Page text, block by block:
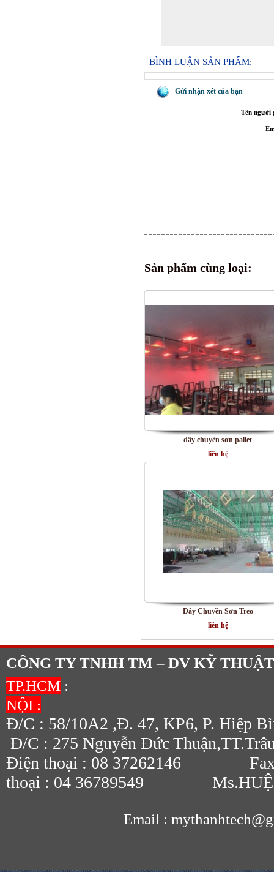
BÌNH LUẬN SẢN PHẨM:
Gửi nhận xét của bạn
Tên
Sản phẩm cùng loại:
dây chuyền sơn pallet
liên hệ
Dây Chuyền Sơn Treo
liên hệ
CÔNG TY TNHH TM – DV KỸ
TP.HCM :
NỘI :
Đ/C : 58/10A2 ,Đ. 47, KP6, P.
Đ/C : 275 Nguyễn Đức
Điện thoại : 08 37262146 Fax :
thoại : 04 36789549 Ms.HUỆ :
Email :